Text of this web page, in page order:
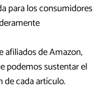
para los consumidores
afiliados de Amazon,
podemos sustentar el
de cada artículo.